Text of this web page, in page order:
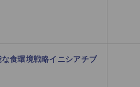
食環境戦略イニシアチブ